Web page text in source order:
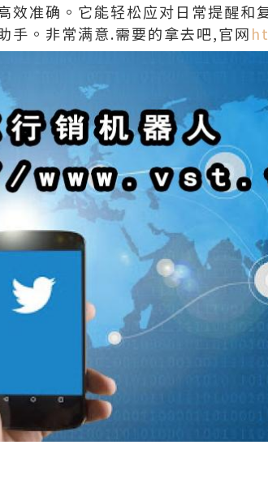
效准确。它能轻松应对日常提醒和
手。非常满意.需要的拿去吧,官网